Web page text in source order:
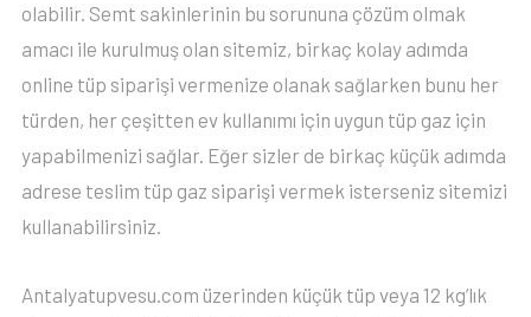
olabilir. Semt sakinlerinin bu sorununa çözüm olmak
amacı ile kurulmuş olan sitemiz, birkaç kolay adımda
online tüp siparişi vermenize olanak sağlarken bunu her
türden, her çeşitten ev kullanımı için uygun tüp gaz için
yapabilmenizi sağlar. Eğer sizler de birkaç küçük adımda
adrese teslim tüp gaz siparişi vermek isterseniz sitemizi
kullanabilirsiniz.
Antalyatupvesu.com üzerinden küçük tüp veya 12 kg’lık